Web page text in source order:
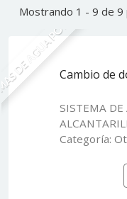
Mostrando 1 - 9 de 9
AGUA POTABLECambio de
SISTEMA DE
Categoría: